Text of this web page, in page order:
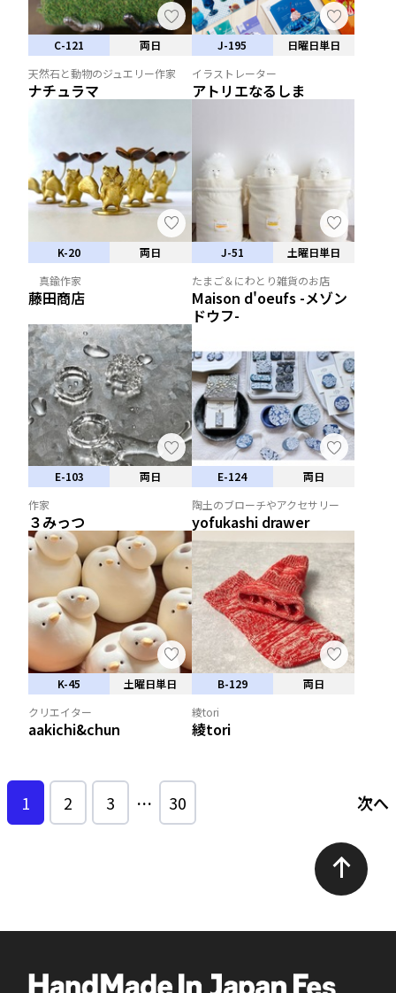
C-121
両日
天然石と動物のジュエリー作家
ナチュラマ
J-195
日曜日単日
イラストレーター
アトリエなるしま
K-20
両日
真鍮作家
藤田商店
J-51
土曜日単日
たまご＆にわとり雑貨のお店
Maison d'oeufs -メゾン
ドウフ-
E-103
両日
作家
３みっつ
E-124
両日
陶土のブローチやアクセサリー
yofukashi drawer
K-45
土曜日単日
クリエイター
aakichi&chun
B-129
両日
綾tori
綾tori
1 2 3 … 30 次へ